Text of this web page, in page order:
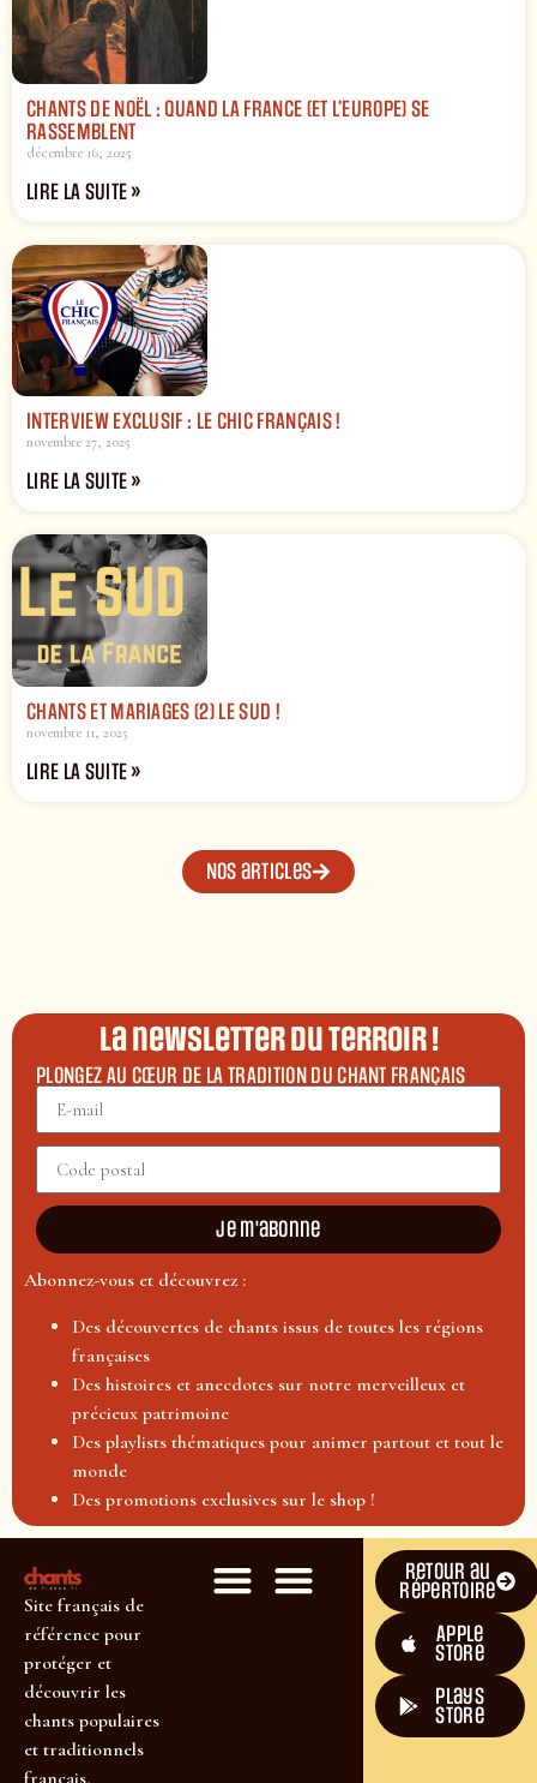
CHANTS DE NOËL : QUAND LA FRANCE (ET L’EUROPE) SE
RASSEMBLENT
décembre 16, 2025
LIRE LA SUITE »
INTERVIEW EXCLUSIF : LE CHIC FRANÇAIS !
novembre 27, 2025
LIRE LA SUITE »
CHANTS ET MARIAGES (2) LE SUD !
novembre 11, 2025
LIRE LA SUITE »
Nos articles
La newsletter du terroir !
PLONGEZ AU CŒUR DE LA TRADITION DU CHANT FRANÇAIS
Je m'abonne
Abonnez-vous et découvrez :
Des découvertes de chants issus de toutes les régions
françaises
Des histoires et anecdotes sur notre merveilleux et
précieux patrimoine
Des playlists thématiques pour animer partout et tout le
monde
Des promotions exclusives sur le shop !
Site français de
référence pour
protéger et
découvrir les
chants populaires
et traditionnels
français.
Retour au
répertoire
Apple
Store
plays
store